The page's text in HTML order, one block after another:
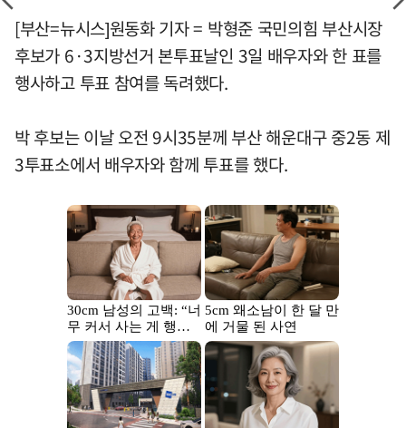
[부산=뉴시스]원동화 기자 = 박형준 국민의힘 부산시장
후보가 6·3지방선거 본투표날인 3일 배우자와 한 표를
행사하고 투표 참여를 독려했다.
박 후보는 이날 오전 9시35분께 부산 해운대구 중2동 제
3투표소에서 배우자와 함께 투표를 했다.